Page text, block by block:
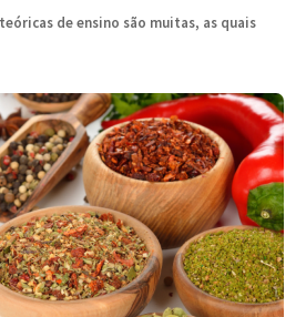
de ensino são muitas, as quais